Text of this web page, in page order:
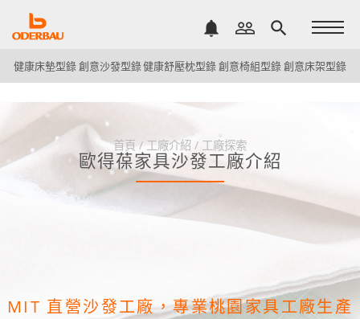
notifications people_outline search
健康床墊型錄創意沙發型錄健康舒壓枕型錄創意椅組型錄創意床架型錄
首頁/ 工廠介紹 / 工廠探索
歐得葆家具沙發工廠介紹
MIT 直營沙發工廠，專業桃園家具工廠生產